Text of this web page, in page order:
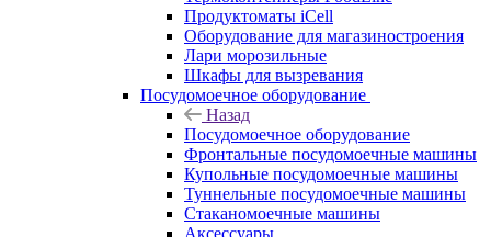
Продуктоматы iCell
Оборудование для магазиностроения
Лари морозильные
Шкафы для вызревания
Посудомоечное оборудование
Назад
Посудомоечное оборудование
Фронтальные посудомоечные машины
Купольные посудомоечные машины
Туннельные посудомоечные машины
Стаканомоечные машины
Аксессуары